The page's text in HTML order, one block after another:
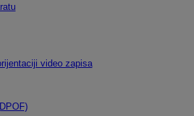
video zapisa